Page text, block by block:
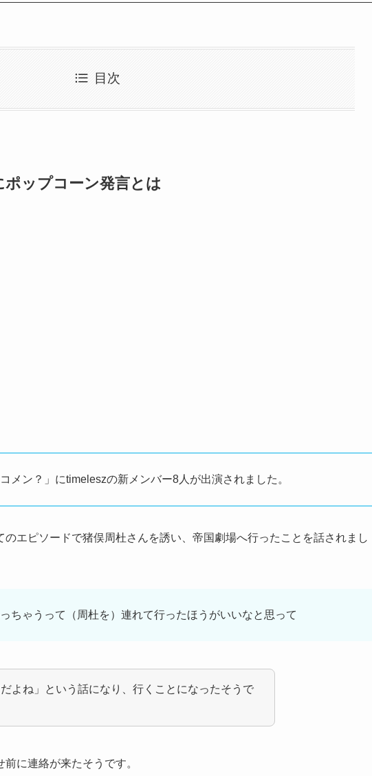
目次
ポップコーン発言とは
メン？」にtimeleszの新メンバー8人が出演されました。
のエピソードで猪俣周杜さんを誘い、帝国劇場へ行ったことを話されまし
ちゃうって（周杜を）連れて行ったほうがいいなと思って
よね」という話になり、行くことになったそうで
に連絡が来たそうです。